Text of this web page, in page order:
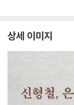
상세 이미지